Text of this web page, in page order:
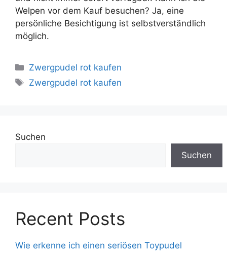
Welpen vor dem Kauf besuchen? Ja, eine
persönliche Besichtigung ist selbstverständlich
möglich.
Zwergpudel rot kaufen
Zwergpudel rot kaufen
Suchen
Suchen
Recent Posts
Wie erkenne ich einen seriösen Toypudel